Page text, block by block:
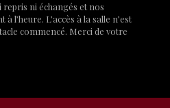
ni échangés et nos
l’heure. L’accès à la salle n’est
commencé. Merci de votre